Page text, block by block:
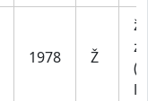
1978 Ž